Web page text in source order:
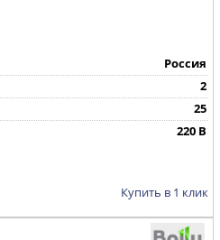
Россия
2
25
220 В
Купить в 1 клик